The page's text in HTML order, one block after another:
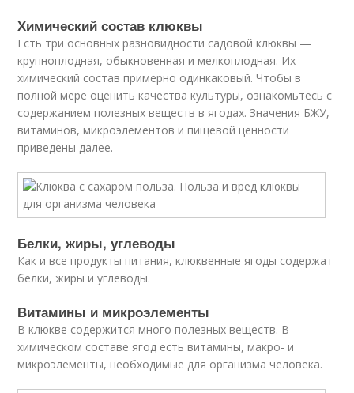
Химический состав клюквы
Есть три основных разновидности садовой клюквы —
крупноплодная, обыкновенная и мелкоплодная. Их
химический состав примерно одинкаковый. Чтобы в
полной мере оценить качества культуры, ознакомьтесь с
содержанием полезных веществ в ягодах. Значения БЖУ,
витаминов, микроэлементов и пищевой ценности
приведены далее.
Белки, жиры, углеводы
Как и все продукты питания, клюквенные ягоды содержат
белки, жиры и углеводы.
Витамины и микроэлементы
В клюкве содержится много полезных веществ. В
химическом составе ягод есть витамины, макро- и
микроэлементы, необходимые для организма человека.